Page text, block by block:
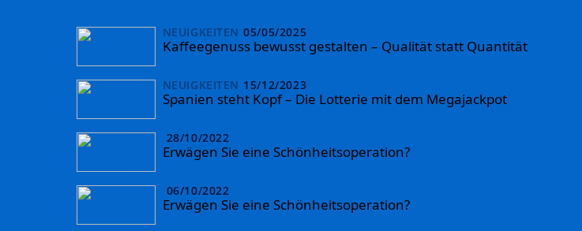
NEUIGKEITEN 05/05/2025
Kaffeegenuss bewusst gestalten – Qualität statt Quantität
NEUIGKEITEN 15/12/2023
Spanien steht Kopf – Die Lotterie mit dem Megajackpot
28/10/2022
Erwägen Sie eine Schönheitsoperation?
06/10/2022
Erwägen Sie eine Schönheitsoperation?